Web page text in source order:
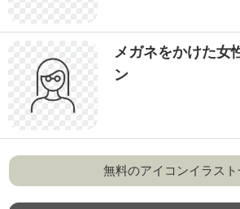
メガネをかけた女
ン
無料のアイコンイラスト